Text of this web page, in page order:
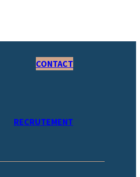
CONTACT
RECRUTEMENT